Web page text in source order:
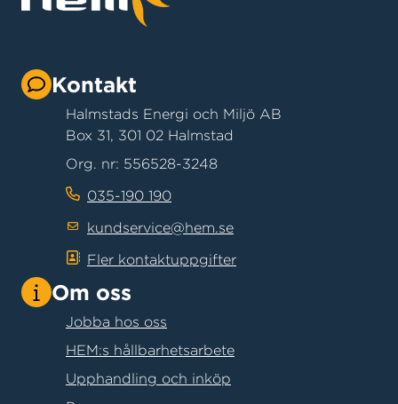
Kontakt
Halmstads Energi och Miljö AB
Box 31, 301 02 Halmstad
Org. nr: 556528-3248
035-190 190
kundservice@hem.se
Fler kontaktuppgifter
Om oss
Jobba hos oss
HEM:s hållbarhetsarbete
Upphandling och inköp